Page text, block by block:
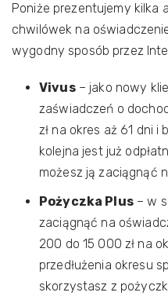
Poniże prezentujemy
chwilówek na
wygodny sposób przez
Vivus– jako nowy
zaświadczeń o
zł na okres aż 61 dni
kolejna jest już
możesz ją zaciągnąć
Pożyczka Plus– w
zaciągnąć na
200 do 15 000 zł na
przedłużenia okresu
skorzystasz z